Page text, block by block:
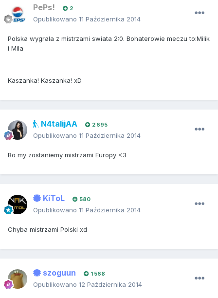
PePs! 2
Opublikowano 11 Października 2014
Polska wygrala z mistrzami swiata 2:0. Bohaterowie meczu to:Milik
i Mila
Kaszanka! Kaszanka! xD
N4talijAA 2 695
Opublikowano 11 Października 2014
Bo my zostaniemy mistrzami Europy <3
KiToL 580
Opublikowano 11 Października 2014
Chyba mistrzami Polski xd
szoguun 1 568
Opublikowano 12 Października 2014